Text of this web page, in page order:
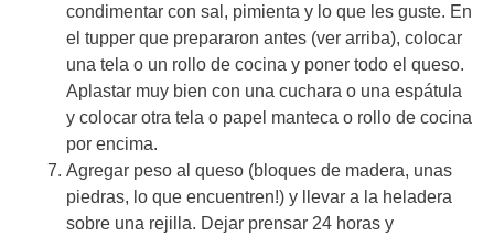
condimentar con sal, pimienta y lo que les guste. En
el tupper que prepararon antes (ver arriba), colocar
una tela o un rollo de cocina y poner todo el queso.
Aplastar muy bien con una cuchara o una espátula
y colocar otra tela o papel manteca o rollo de cocina
por encima.
Agregar peso al queso (bloques de madera, unas
piedras, lo que encuentren!) y llevar a la heladera
sobre una rejilla. Dejar prensar 24 horas y